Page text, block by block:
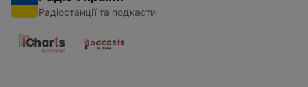
Радіостанції та подкасти